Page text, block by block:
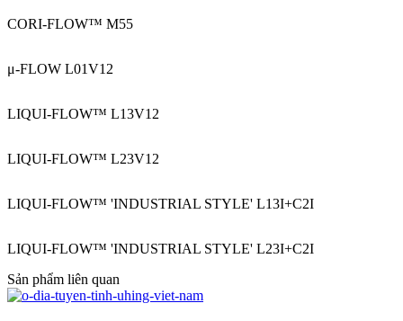
CORI-FLOW™ M55
μ-FLOW L01V12
LIQUI-FLOW™ L13V12
LIQUI-FLOW™ L23V12
LIQUI-FLOW™ 'INDUSTRIAL STYLE' L13I+C2I
LIQUI-FLOW™ 'INDUSTRIAL STYLE' L23I+C2I
Sản phẩm liên quan